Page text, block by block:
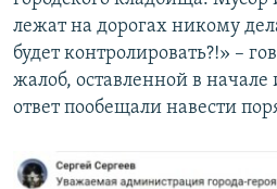
лежат на дорогах никому
будет контролировать?!» –
жалоб, оставленной в
ответ пообещали навести